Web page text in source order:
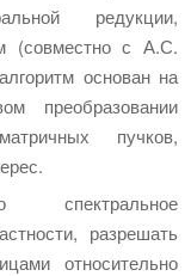
редукции,
(совместно с А.С.
основан на
преобразовании
пучков,
разрешать
относительно